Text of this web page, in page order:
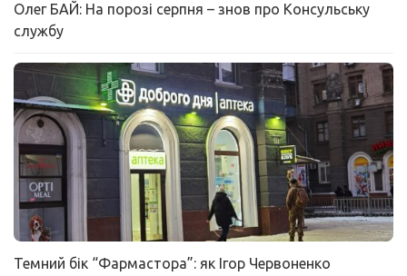
Олег БАЙ: На порозі серпня – знов про Консульську
службу
Темний бік “Фармастора”: як Ігор Червоненко